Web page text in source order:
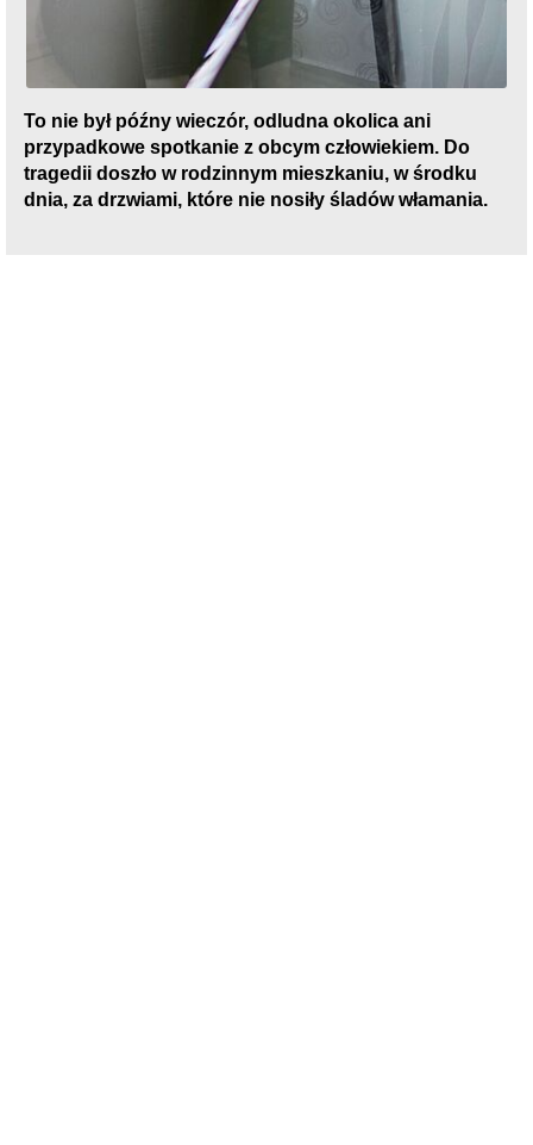
To nie był późny wieczór, odludna okolica ani
przypadkowe spotkanie z obcym człowiekiem. Do
tragedii doszło w rodzinnym mieszkaniu, w środku
dnia, za drzwiami, które nie nosiły śladów włamania.